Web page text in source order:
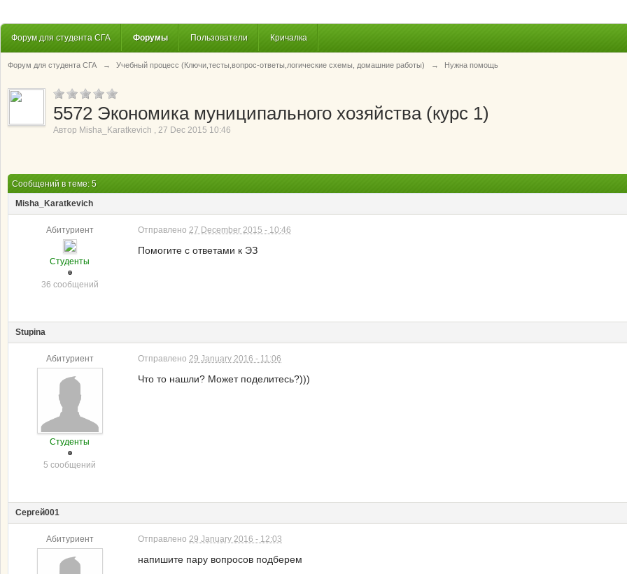
Форум для студента СГА Форумы Пользователи Кричалка
Форум для студента СГА → Учебный процесс (Ключи,тесты,вопрос-ответы,логические схемы, домашние работы) → Нужна помощь
5572 Экономика муниципального хозяйства (курс 1)
Автор Misha_Karatkevich , 27 Dec 2015 10:46
Сообщений в теме: 5
Misha_Karatkevich
Абитуриент
Студенты
36 сообщений
Отправлено 27 December 2015 - 10:46
Помогите с ответами к ЭЗ
Stupina
Абитуриент
Студенты
5 сообщений
Отправлено 29 January 2016 - 11:06
Что то нашли? Может поделитесь?)))
Сергей001
Абитуриент Отправлено 29 January 2016 - 12:03
напишите пару вопросов подберем